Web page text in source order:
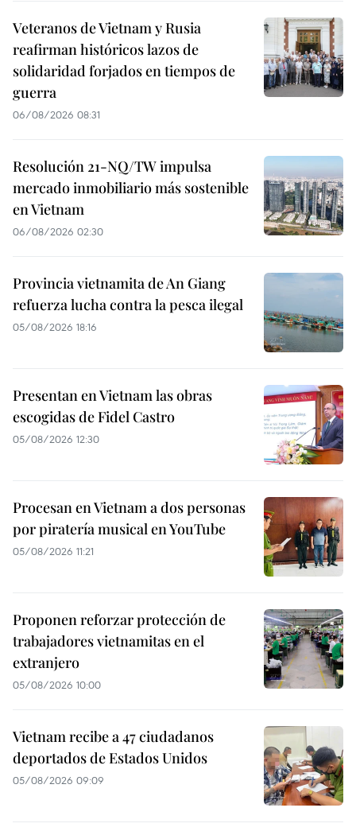
Veteranos de Vietnam y Rusia
reafirman históricos lazos de
solidaridad forjados en tiempos de
guerra
06/08/2026 08:31
Resolución 21-NQ/TW impulsa
mercado inmobiliario más sostenible
en Vietnam
06/08/2026 02:30
Provincia vietnamita de An Giang
refuerza lucha contra la pesca ilegal
05/08/2026 18:16
Presentan en Vietnam las obras
escogidas de Fidel Castro
05/08/2026 12:30
Procesan en Vietnam a dos personas
por piratería musical en YouTube
05/08/2026 11:21
Proponen reforzar protección de
trabajadores vietnamitas en el
extranjero
05/08/2026 10:00
Vietnam recibe a 47 ciudadanos
deportados de Estados Unidos
05/08/2026 09:09